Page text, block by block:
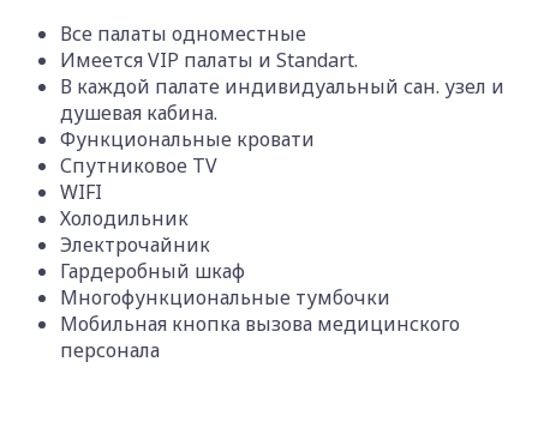
Все палаты одноместные
Имеется VIP палаты и Standart.
В каждой палате индивидуальный сан. узел и
душевая кабина.
Функциональные кровати
Спутниковое TV
WIFI
Холодильник
Электрочайник
Гардеробный шкаф
Многофункциональные тумбочки
Мобильная кнопка вызова медицинского
персонала